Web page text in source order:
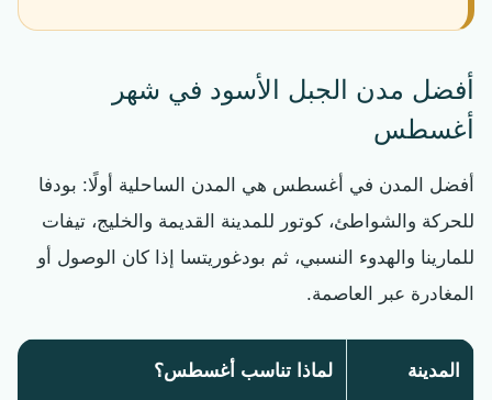
أفضل مدن الجبل الأسود في شهر
أغسطس
أفضل المدن في أغسطس هي المدن الساحلية أولًا: بودفا
للحركة والشواطئ، كوتور للمدينة القديمة والخليج، تيفات
للمارينا والهدوء النسبي، ثم بودغوريتسا إذا كان الوصول أو
المغادرة عبر العاصمة.
المدينة لماذا تناسب أغسطس؟